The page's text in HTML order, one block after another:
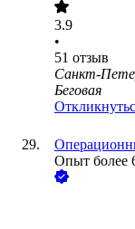
3.9
•
51 отзыв
Санкт-
Беговая
Опыт более